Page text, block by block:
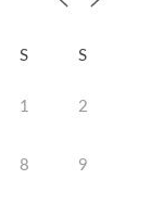
S S
1 2
8 9